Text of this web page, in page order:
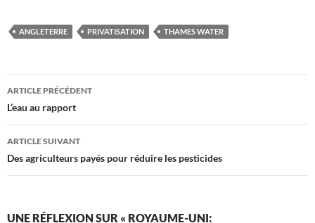
ANGLETERRE PRIVATISATION THAMES WATER
Navigation
des
articles
ARTICLE PRÉCÉDENT
L’eau au rapport
ARTICLE SUIVANT
Des agriculteurs payés pour réduire les pesticides
UNE RÉFLEXION SUR « ROYAUME-UNI: